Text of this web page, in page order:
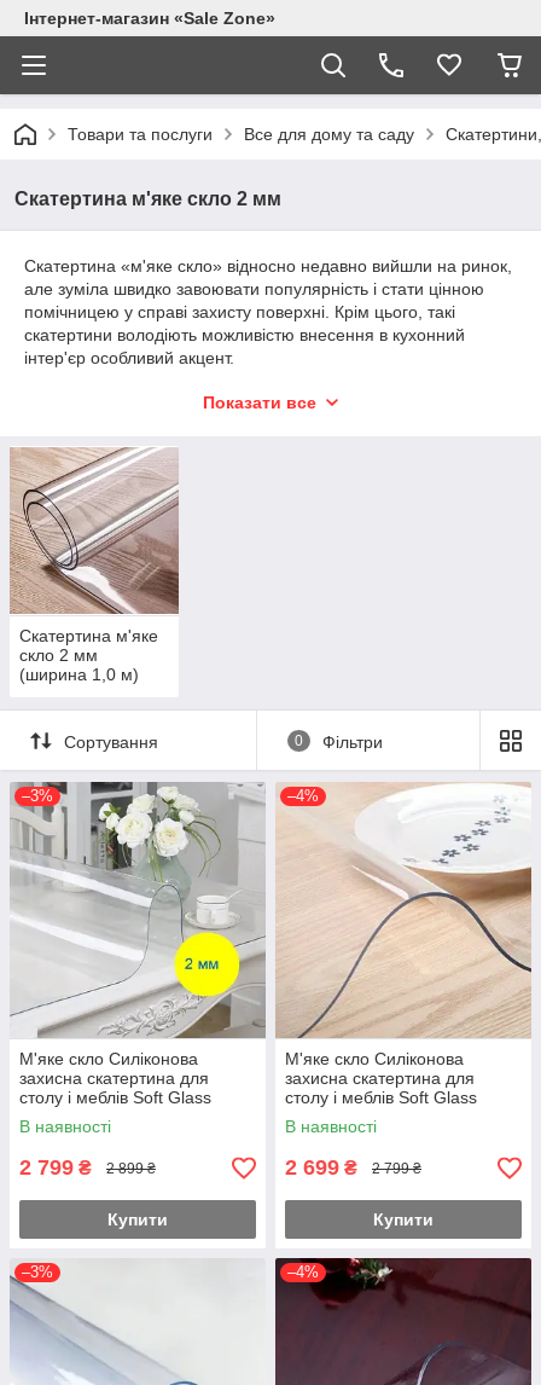
Інтернет-магазин «Sale Zone»
Товари та послуги Все для дому та саду
Скатертина м'яке скло 2 мм
Скатертина «м'яке скло» відносно недавно вийшли на ринок,
але зуміла швидко завоювати популярність і стати цінною
помічницею у справі захисту поверхні. Крім цього, такі
скатертини володіють можливістю внесення в кухонний
інтер'єр особливий акцент.
скатертини для захисту столів, особливо часто важливо для
скло на столі не приховає деревної фактури і разом з тим
зможе надійно захистить. поверхня стільниці.
Використовуючи рідке скло замість скатертини споживач
отримає наступні переваги.
Тривалий термін служби. Такі скатертини можуть
використовуватися роками і при цьому втрачати
зовнішнього вигляду. За заявами деяких виробників
термін придатності таких скатертин становить до 50
років.
Проста експлуатація. Стіл з покриттям легко
привести в порядок, для цього достатньо промити із
застосуванням звичайної губки. Вся справа в тому, що
бруд і рідини не можуть вбратися в поверхню покриття.
Так як спосіб її укладання забезпечує надійне
прилипання скатертини до стільниці, то вона не буде
ковзати по поверхні останньої, це особливо важливо,
якщо за столом знаходяться діти
Покриття такого типу не шарудить і приглушує дзвін
Скатертини цього типу не мнуться. Вони швидко
приймають вихідну форму і залишити на його поверхні
можна залишити, приклавши певні зусилля.
Такі вироби відповідають вимогам безпеки, так як
матеріали, що застосовуються для їх виробництва
екологічно безпечні. Їх часто застосовують для
виготовлення продукції медичного призначення.
Вироби цього типу відрізняються стійкістю до дії
змозі витримувати перепади температури від -200 до
Показати все
Скатертина м'яке
скло 2 мм
(ширина 1,0 м)
Сортування 0 Фільтри
–3%
М'яке скло Силіконова
захисна скатертина для
столу і меблів Soft Glass
(2.7х1.0м) Товщина 2мм
Прозора
В наявності
2 799 ₴ 2 899 ₴
Купити
–4%
М'яке скло Силіконова
захисна скатертина для
столу і меблів Soft Glass
(2.6х1.0м) Товщина 2мм
Прозора
В наявності
2 699 ₴ 2 799 ₴
Купити
–3% –4%